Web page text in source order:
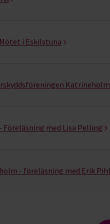
i Eskilstuna
Katrineholm
med Lisa Pelling
- föreläsning med Erik Pihl